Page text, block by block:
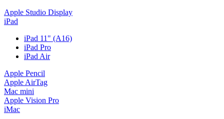
Apple Studio Display
iPad
iPad 11" (A16)
iPad Pro
iPad Air
Apple Pencil
Apple AirTag
Mac mini
Apple Vision Pro
iMac